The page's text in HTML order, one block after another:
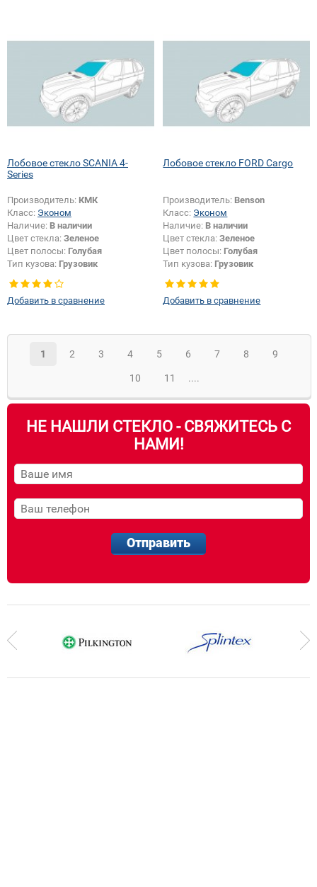
Лобовое стекло SCANIA 4-
Series
Производитель: КМК
Класс: Эконом
Наличие: В наличии
Цвет стекла: Зеленое
Цвет полосы: Голубая
Тип кузова: Грузовик
Добавить в сравнение
Лобовое стекло FORD Cargo
Производитель: Benson
Класс: Эконом
Наличие: В наличии
Цвет стекла:Зеленое
Цвет полосы: Голубая
Тип кузова: Грузовик
Добавить в сравнение
1 2 3 4 5 6 7 8 9
10 11 ....
НЕ НАШЛИ СТЕКЛО - СВЯЖИТЕСЬ С
НАМИ!
Отправить